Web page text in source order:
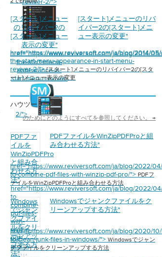
[スタート]メニュー
のリバイバー2の
[スタート]メニュー
表示の変更"
href="https://www.reviversoft.com/ja/blog/2014/
the-start-menu-
appearance-in-
start-menu-reviver-
2/">
[スタート]メニューのリバ
イバー2の[スタート]メニ
ュー表示の変更"
href="https://www.reviversoft.com/ja/blog/2014/
the-start-menu-appearance-in-start-menu-
reviver-2/">[スタート]メニューのリバイバー2の[スタ
ート]メニュー表示の変更
ハウツー
のためにどのようにすべてを参照してください。 →
PDFファ
イルを
WinZipPDFPro
と組み合
わせる方
法"
href="https://www.reviversoft.com/ja/blog/2022/
to-
combine-
pdf-files-
with-
winzip-
pdf-
pro/">
PDFファイルをWinZipPDFProと組
み合わせる方法"
href="https://www.reviversoft.com/ja/blog/2022/
to-combine-pdf-files-with-winzip-pdf-pro/"> PDFフ
ァイルをWinZipPDFProと組み合わせる方法
Windows
でジャン
クファイ
ルをクリ
ーンアッ
プする方
法"
Windowsでジャンクファイルをク
リーンアップする方法"
href="https://www.reviversoft.com/ja/blog/2020/
to-clean-junk-files-in-windows/"> Windowsでジャン
クファイルをクリーンアップする方法